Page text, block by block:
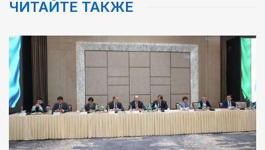
ЧИТАЙТЕ ТАКЖЕ